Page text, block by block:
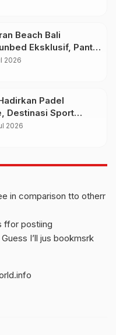
Beach Bali
Eksklusif, Pantai
dari Hotel
2026
Padel
Destinasi Sport
di Bali
2026
in comparison tto otherr
ffor postiing
I’ll jus bookmsrk